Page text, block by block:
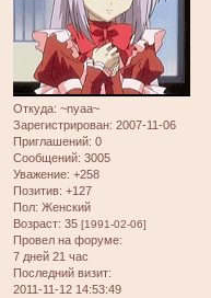
Откуда: ~nyaa~
Зарегистрирован: 2007-11-06
Приглашений: 0
Сообщений: 3005
Уважение: +258
Позитив: +127
Пол: Женский
Возраст: 35 [1991-02-06]
Провел на форуме:
7 дней 21 час
Последний визит:
2011-11-12 14:53:49